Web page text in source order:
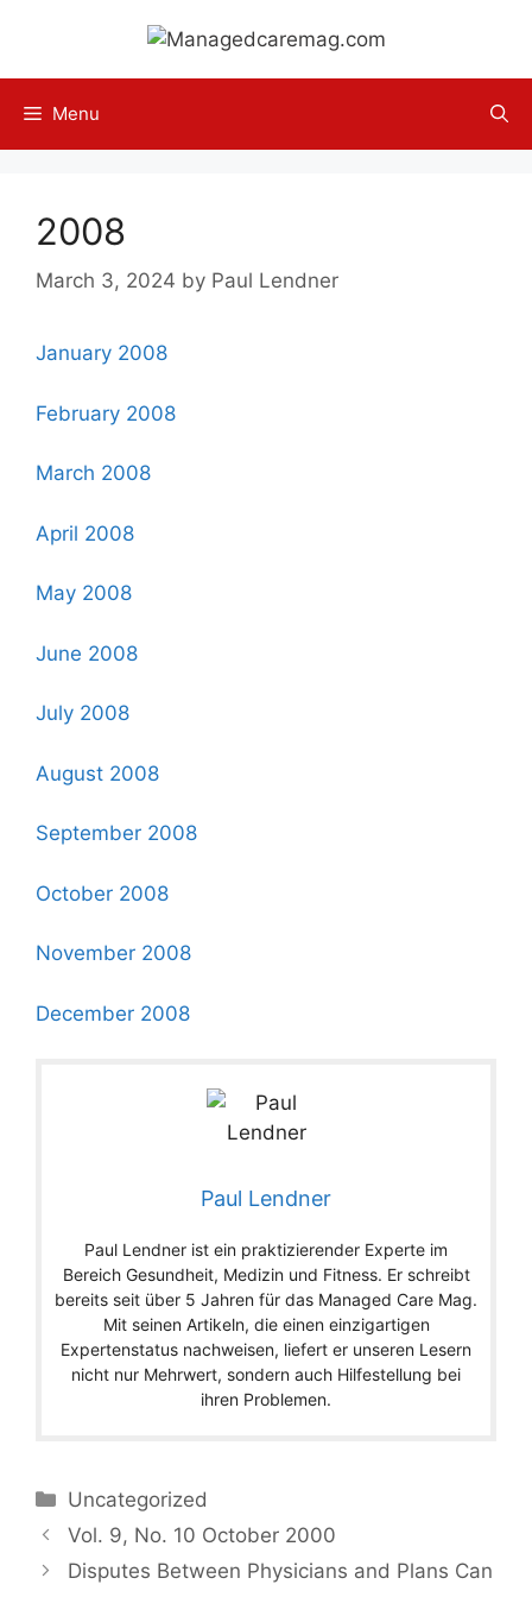
content
Menu
2008
March 3, 2024 by Paul Lendner
January 2008
February 2008
March 2008
April 2008
May 2008
June 2008
July 2008
August 2008
September 2008
October 2008
November 2008
December 2008
Paul Lendner
Paul Lendner ist ein praktizierender Experte im
Bereich Gesundheit, Medizin und Fitness. Er schreibt
bereits seit über 5 Jahren für das Managed Care Mag.
Mit seinen Artikeln, die einen einzigartigen
Expertenstatus nachweisen, liefert er unseren Lesern
nicht nur Mehrwert, sondern auch Hilfestellung bei
ihren Problemen.
Categories
Uncategorized
Vol. 9, No. 10 October 2000
Disputes Between Physicians and Plans Can